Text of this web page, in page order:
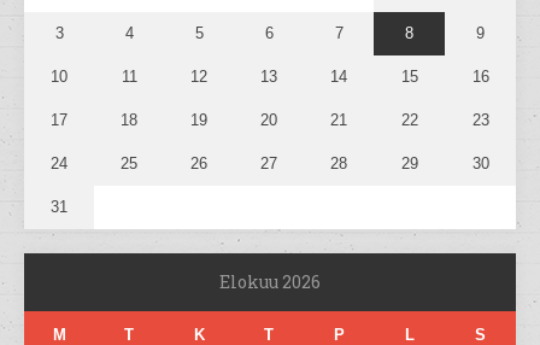
3 4 5 6 7 8 9
10 11 12 13 14 15 16
17 18 19 20 21 22 23
24 25 26 27 28 29 30
31
Elokuu 2026
M T K T P L S